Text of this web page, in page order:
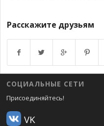
Расскажите друзьям
Возврат к списку
СОЦИАЛЬНЫЕ СЕТИ
Присоединяйтесь!
VK